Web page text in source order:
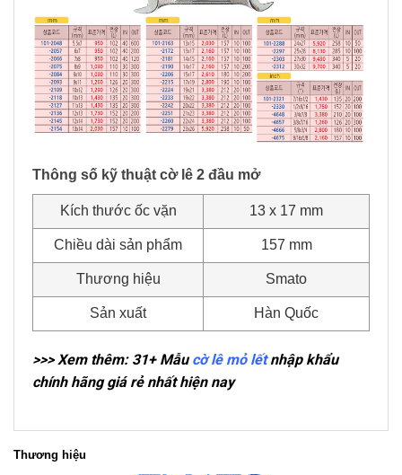
Thông số kỹ thuật cờ lê 2 đầu mở
Kích thước ốc vặn 13 x 17 mm
Chiều dài sản phẩm 157 mm
Thương hiệu Smato
Sản xuất Hàn Quốc
>>> Xem thêm: 31+ Mẫu cờ lê mỏ lếtnhập khẩu
chính hãng giá rẻ nhất hiện nay
Thương hiệu